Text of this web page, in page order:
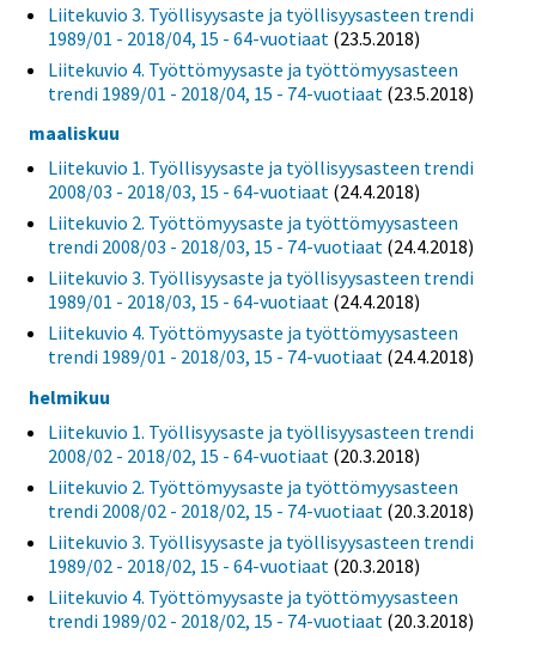
Liitekuvio 3. Työllisyysaste ja työllisyysasteen trendi
1989/01 - 2018/04, 15 - 64-vuotiaat (23.5.2018)
Liitekuvio 4. Työttömyysaste ja työttömyysasteen
trendi 1989/01 - 2018/04, 15 - 74-vuotiaat (23.5.2018)
maaliskuu
Liitekuvio 1. Työllisyysaste ja työllisyysasteen trendi
2008/03 - 2018/03, 15 - 64-vuotiaat (24.4.2018)
Liitekuvio 2. Työttömyysaste ja työttömyysasteen
trendi 2008/03 - 2018/03, 15 - 74-vuotiaat (24.4.2018)
Liitekuvio 3. Työllisyysaste ja työllisyysasteen trendi
1989/01 - 2018/03, 15 - 64-vuotiaat (24.4.2018)
Liitekuvio 4. Työttömyysaste ja työttömyysasteen
trendi 1989/01 - 2018/03, 15 - 74-vuotiaat (24.4.2018)
helmikuu
Liitekuvio 1. Työllisyysaste ja työllisyysasteen trendi
2008/02 - 2018/02, 15 - 64-vuotiaat (20.3.2018)
Liitekuvio 2. Työttömyysaste ja työttömyysasteen
trendi 2008/02 - 2018/02, 15 - 74-vuotiaat (20.3.2018)
Liitekuvio 3. Työllisyysaste ja työllisyysasteen trendi
1989/02 - 2018/02, 15 - 64-vuotiaat (20.3.2018)
Liitekuvio 4. Työttömyysaste ja työttömyysasteen
trendi 1989/02 - 2018/02, 15 - 74-vuotiaat (20.3.2018)